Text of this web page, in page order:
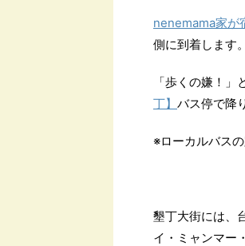
nenemama家が
側に到着します。
「歩くの嫌！
丁】 バス停で降
※ローカルバス
墾丁大街には、
イ・ミャンマー